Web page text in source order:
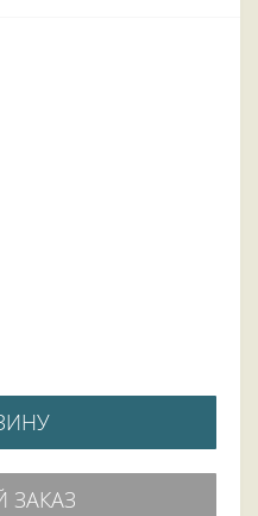
ЗАКАЗ